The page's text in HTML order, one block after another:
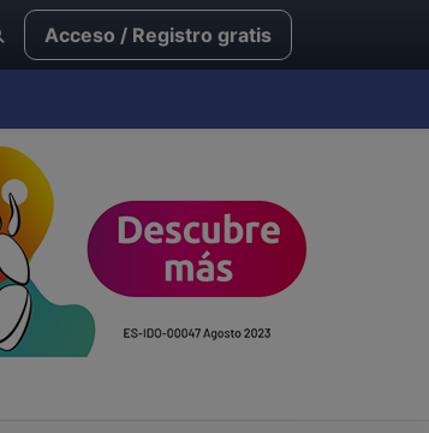
Acceso / Registro gratis